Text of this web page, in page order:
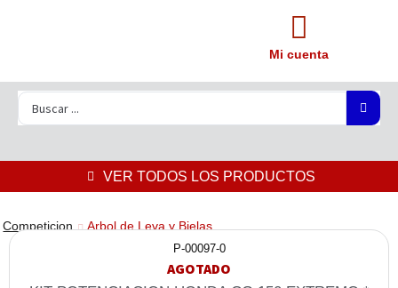
Mi cuenta
VER TODOS LOS PRODUCTOS
Competicion Arbol de Leva y Bielas
P-00097-0
AGOTADO